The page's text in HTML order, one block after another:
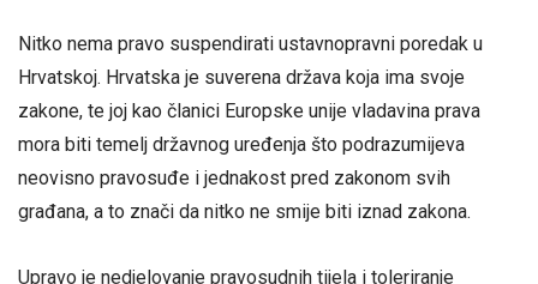
Nitko nema pravo suspendirati ustavnopravni poredak u
Hrvatskoj. Hrvatska je suverena država koja ima svoje
zakone, te joj kao članici Europske unije vladavina prava
mora biti temelj državnog uređenja što podrazumijeva
neovisno pravosuđe i jednakost pred zakonom svih
građana, a to znači da nitko ne smije biti iznad zakona.
Upravo je nedjelovanje pravosudnih tijela i toleriranje